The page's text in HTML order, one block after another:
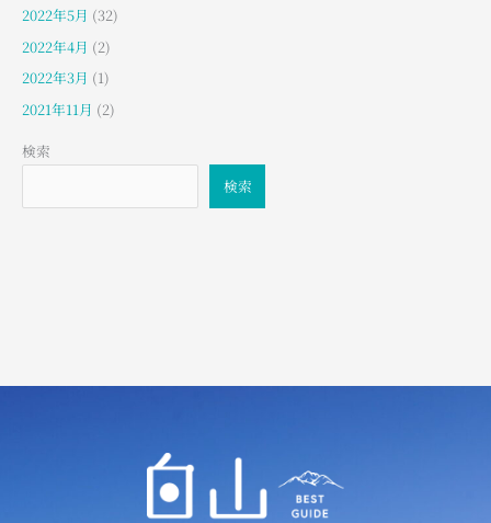
2022年5月 (32)
2022年4月 (2)
2022年3月 (1)
2021年11月 (2)
検索
検索